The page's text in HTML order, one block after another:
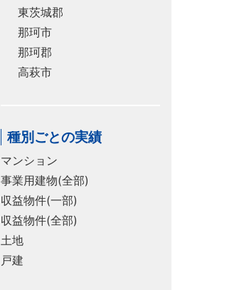
東茨城郡
那珂市
那珂郡
高萩市
種別ごとの実績
マンション
事業用建物(全部)
収益物件(一部)
収益物件(全部)
土地
戸建